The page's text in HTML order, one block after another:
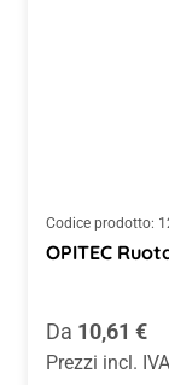
Codice prodotto:
OPITEC
Prezzo
Da 10,61 €
Prezzi incl.